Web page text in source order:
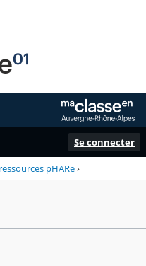
Se connecter
ressources pHARe›